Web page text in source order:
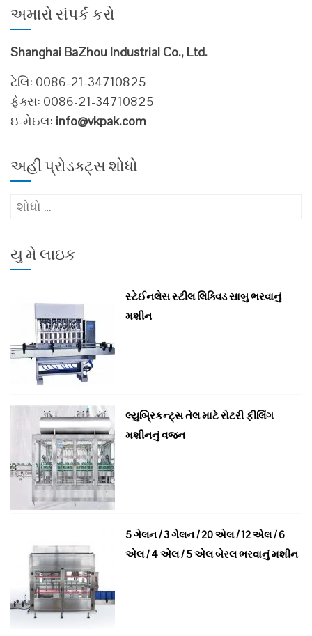
અમારો સંપર્ક કરો
Shanghai BaZhou Industrial Co., Ltd.
ટેલિ: 0086-21-34710825
ફેક્સ: 0086-21-34710825
ઇ-મેઇલ: info@vkpak.com
અહીં પ્રોડક્ટ્સ શોધો
માટે
યુ મે લાઇક
સ્ટેઈનલેસ સ્ટીલ લિક્વિડ સાબુ ભરવાનું
મશીન
લ્યુબ્રિકન્ટ્સ તેલ માટે રોટરી ફીલિંગ
મશીનનું વજન
5 ગેલન / 3 ગેલન / 20 એલ / 12 એલ / 6
એલ / 4 એલ / 5 એલ બેરલ ભરવાનું મશીન